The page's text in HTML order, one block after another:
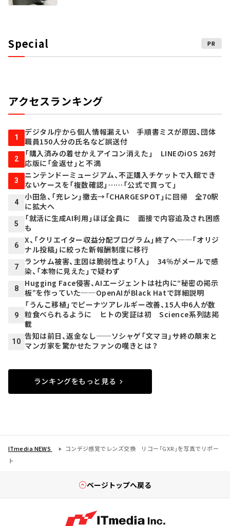
Special PR
アクセスランキング
1
デジタル庁から個人情報漏えい 手順書ミスが原因、団体
職員150人分の氏名など誤送付
2
「購入済みの着せかえアイコン消えた」 LINEのiOS 26対
応版に「金返せ」と不満
3
ニンテンドーミュージアム、不正購入チケットで入館でき
ないケースを「複数確認」……「公式で買って」
4
小田急、「充レン」撤去→「CHARGESPOT」に回帰 全70駅
に拡大へ
5
「就活に生成AI利用」ほぼ全員に 面接で内容追及され困惑
も
6
X、「クリエイター収益分配プログラム」終了へ──「オリジ
ナル投稿」に絞った新報酬制度に移行
7
ランサム被害、主因は脆弱性より「人」 34％がメールで感
染、「本物に見えた」で疑わず
8
Hugging Face侵害、AIエージェントは社内に“秘密の掲示
板”を作っていた──OpenAIがBlack Hatで詳細説明
9
「うんこ移植」でピーナツアレルギー改善、15人中6人が数
粒食べられるように ヒトの実証は初 Science系列誌掲
載
10
告知は前日、返金なし──ソシャゲ「文マヨ」サ終の顛末と
マンガ家を驚かせたファンの嘆きとは？
ランキングをもっと見る
ITmedia NEWS
コンデジ感覚でレンズ交換 リコー「GXR」を写真でリポー
ト
ページトップへ戻る